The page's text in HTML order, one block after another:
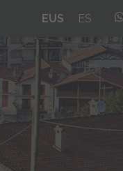
EUS ES